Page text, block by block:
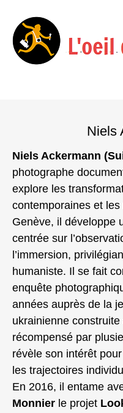
Niels
Niels Ackermann
photographe
explore les
contemporaines et
Genève, il développe
centrée sur
l’immersion,
humaniste. Il se fait
enquête
années auprès de la
ukrainienne
récompensé par
révèle son intérêt
les trajectoires
En 2016, il entame
Monnier le projet